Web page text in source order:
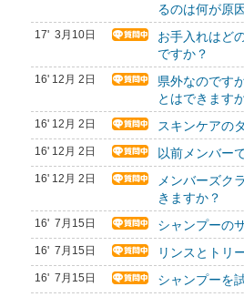
るのは何が原
17' 3月10日
お手入れはど
ですか？
16' 12月 2日
県外なのです
とはできます
16' 12月 2日 スキンケアの
16' 12月 2日 以前メンバー
16' 12月 2日
メンバーズク
きますか？
16' 7月15日 シャンプーの
16' 7月15日 リンスとトリ
16' 7月15日 シャンプーを